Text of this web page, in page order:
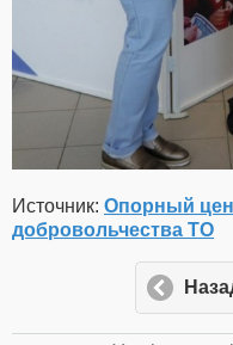
Источник: Опорный
добровольчества ТО